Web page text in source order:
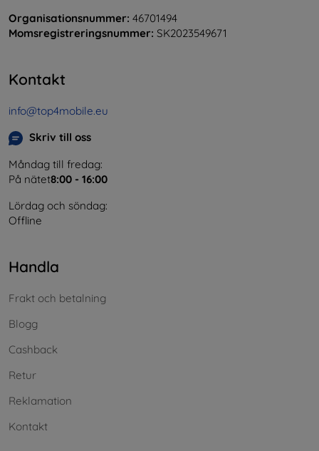
Organisationsnummer: 46701494
Momsregistreringsnummer: SK2023549671
Kontakt
info@top4mobile.eu
Skriv till oss
Måndag till fredag:
På nätet8:00 - 16:00
Lördag och söndag:
Offline
Handla
Frakt och betalning
Blogg
Cashback
Retur
Reklamation
Kontakt